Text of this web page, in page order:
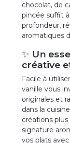
chocolat, de
pincée suffit
profondeur,
aromatiques
✨ Un
créative
Facile à
vanille vous
originales et
dans la
créations
signature
vos plats